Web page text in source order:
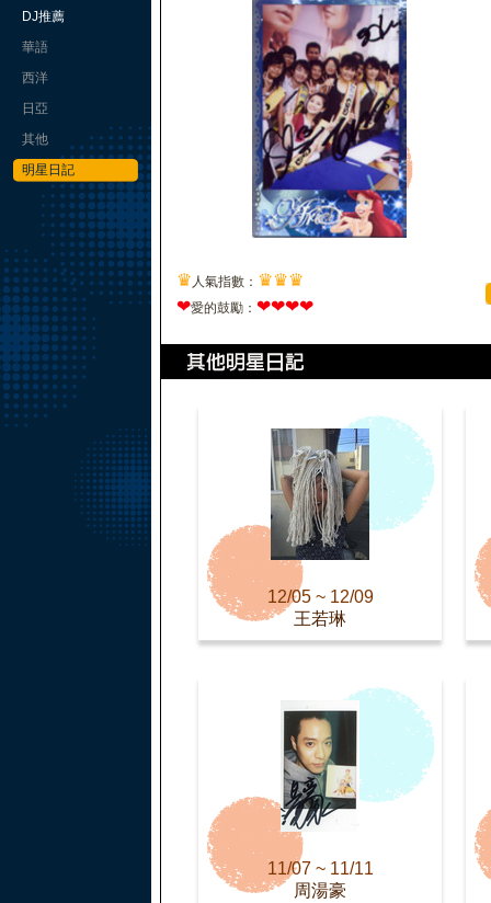
DJ推薦
華語
西洋
日亞
其他
明星日記
♛ 人氣指數： ♛♛♛
❤愛的鼓勵： ❤❤❤❤
12/05 ~ 12/09
王若琳
11/07 ~ 11/11
周湯豪